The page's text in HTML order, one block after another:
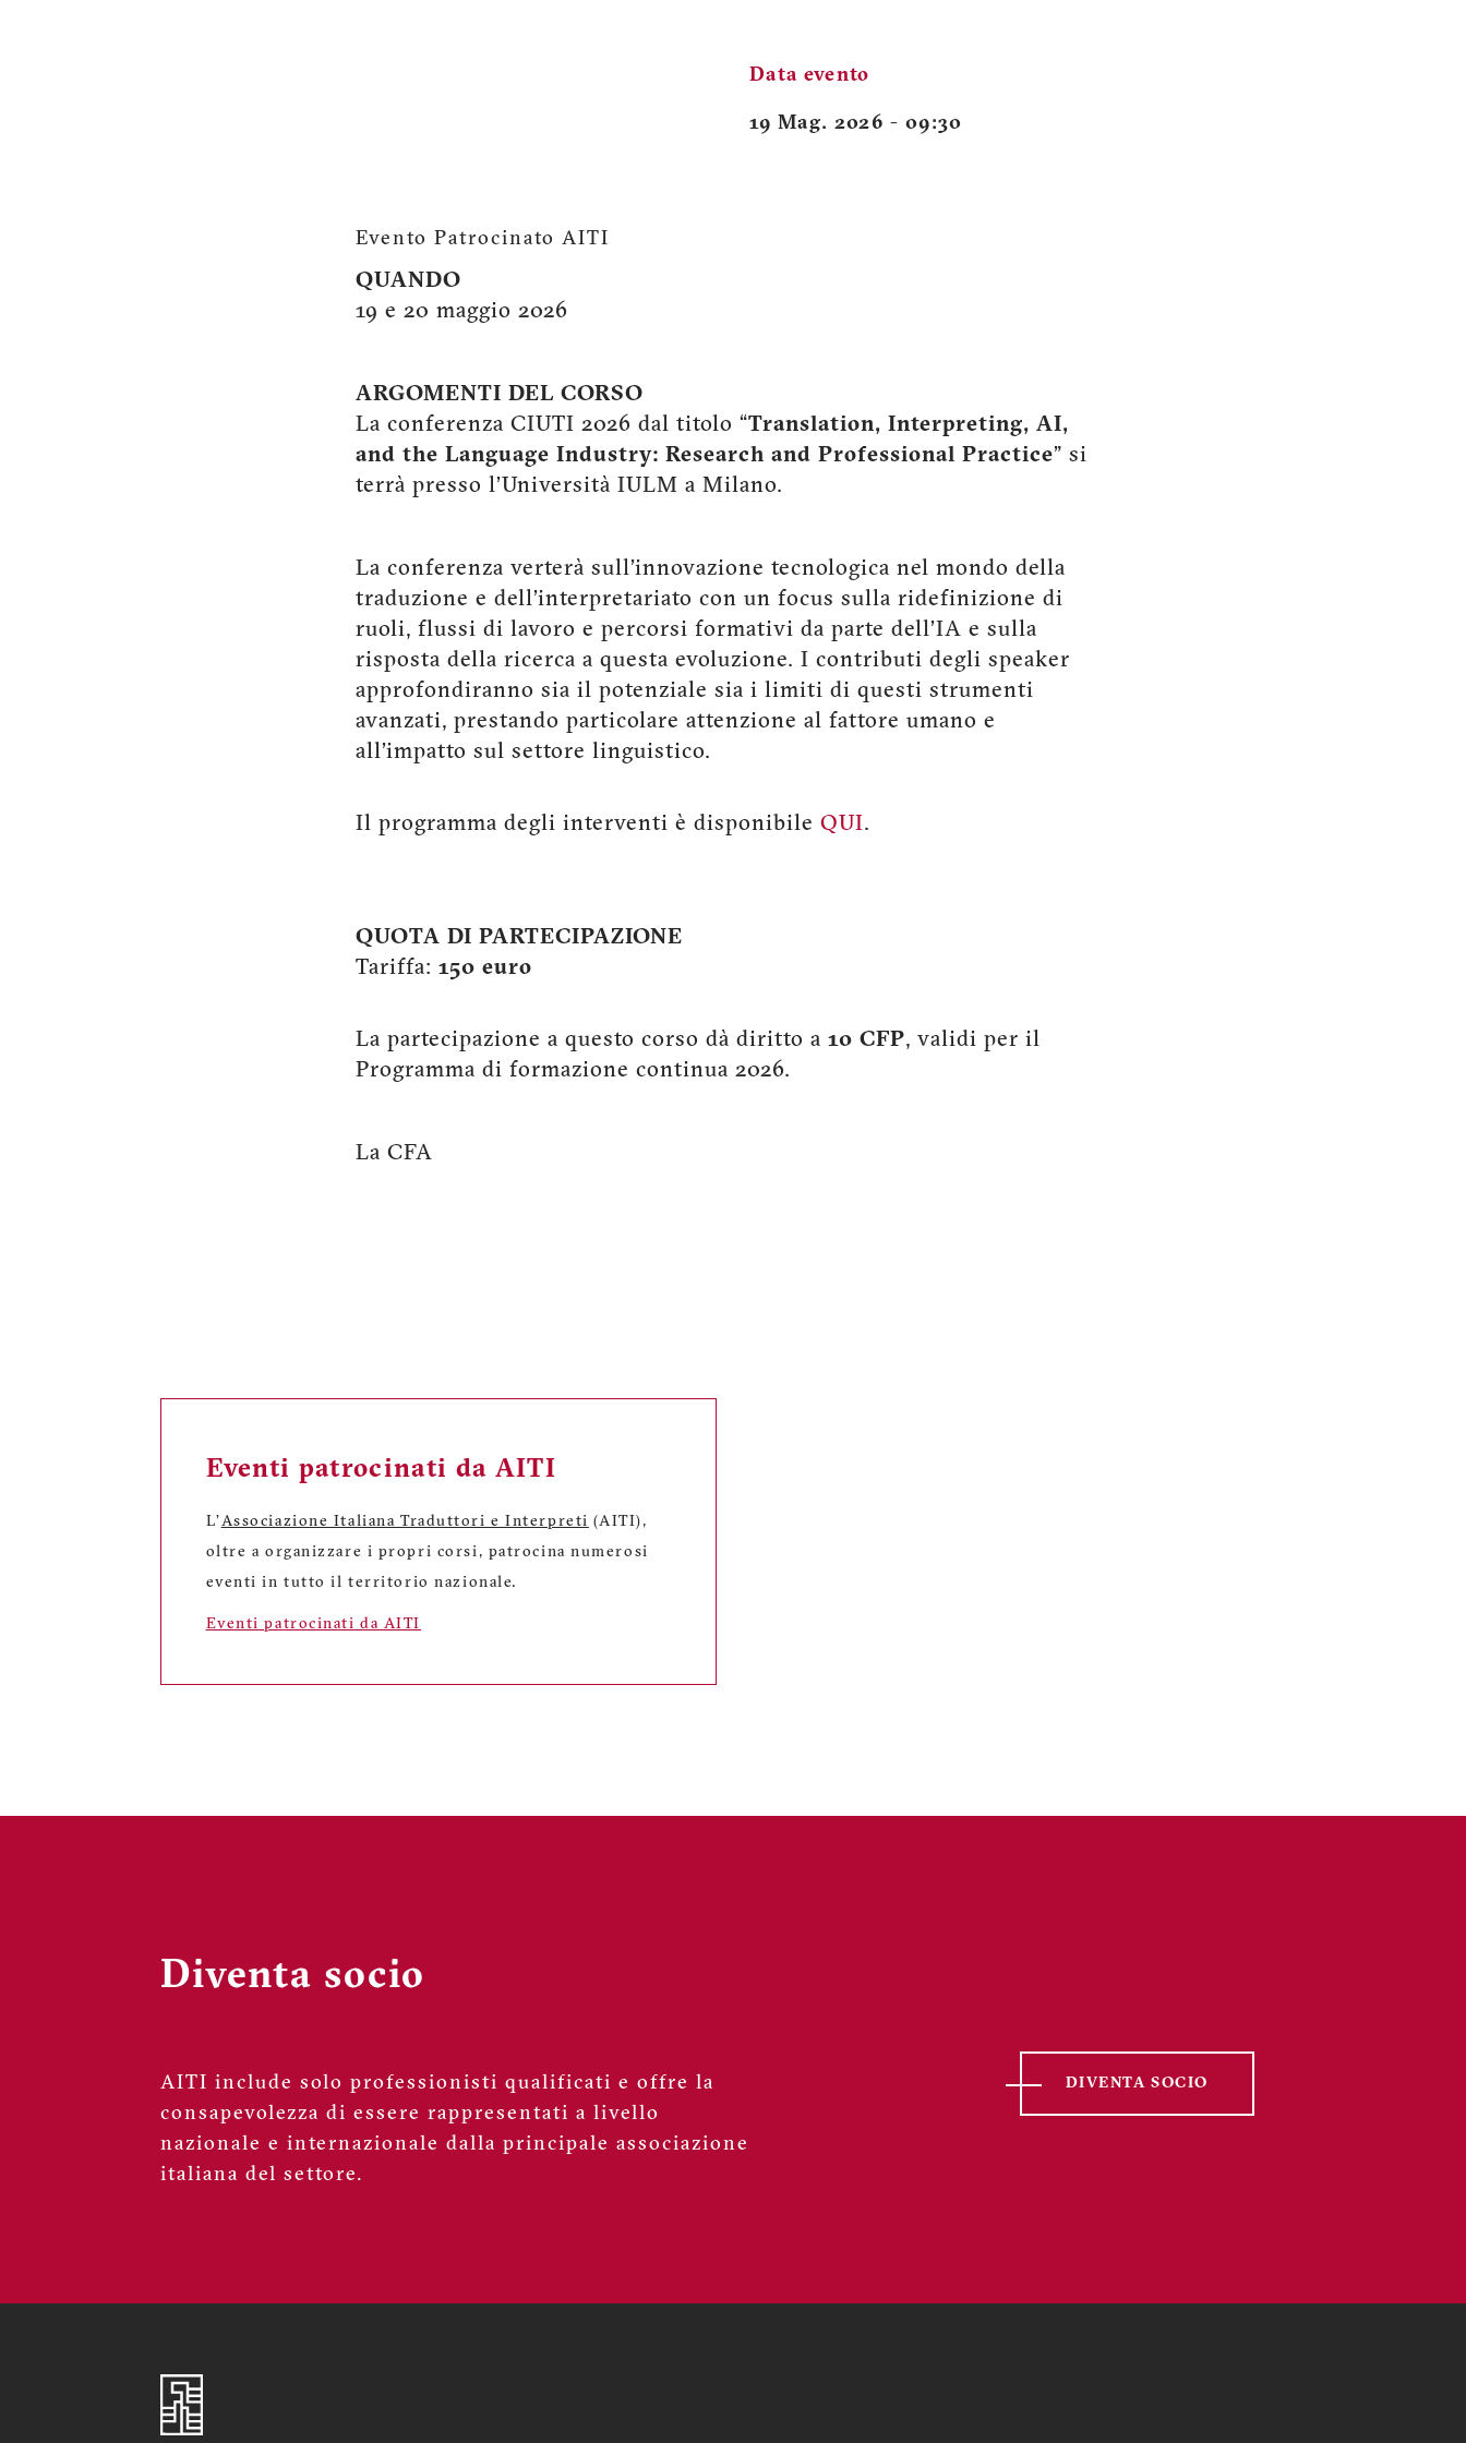
Data evento
19 Mag. 2026 - 09:30
Evento Patrocinato AITI
QUANDO
19 e 20 maggio 2026
ARGOMENTI DEL CORSO
La conferenza CIUTI 2026 dal titolo “Translation, Interpreting, AI,
and the Language Industry: Research and Professional Practice” si
terrà presso l’Università IULM a Milano.
La conferenza verterà sull’innovazione tecnologica nel mondo della
traduzione e dell’interpretariato con un focus sulla ridefinizione di
ruoli, flussi di lavoro e percorsi formativi da parte dell’IA e sulla
risposta della ricerca a questa evoluzione. I contributi degli speaker
approfondiranno sia il potenziale sia i limiti di questi strumenti
avanzati, prestando particolare attenzione al fattore umano e
all’impatto sul settore linguistico.
Il programma degli interventi è disponibile QUI.
QUOTA DI PARTECIPAZIONE
Tariffa: 150 euro
La partecipazione a questo corso dà diritto a 10 CFP, validi per il
Programma di formazione continua 2026.
La CFA
Eventi patrocinati da AITI
L'Associazione Italiana Traduttori e Interpreti (AITI),
oltre a organizzare i propri corsi, patrocina numerosi
eventi in tutto il territorio nazionale.
Eventi patrocinati da AITI
Diventa socio
AITI include solo professionisti qualificati e offre la
consapevolezza di essere rappresentati a livello
nazionale e internazionale dalla principale associazione
italiana del settore.
DIVENTA SOCIO